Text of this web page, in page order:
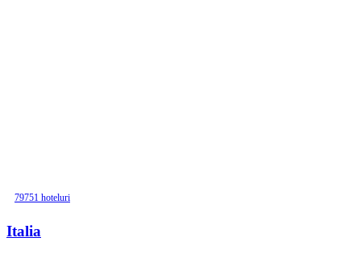
79751 hoteluri
Italia